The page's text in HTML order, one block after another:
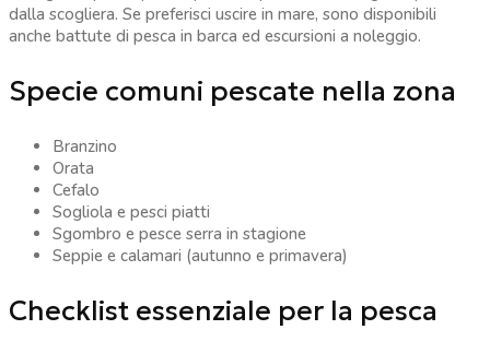
dalla scogliera. Se preferisci uscire in mare, sono disponibili
anche battute di pesca in barca ed escursioni a noleggio.
Specie comuni pescate nella zona
Branzino
Orata
Cefalo
Sogliola e pesci piatti
Sgombro e pesce serra in stagione
Seppie e calamari (autunno e primavera)
Checklist essenziale per la pesca